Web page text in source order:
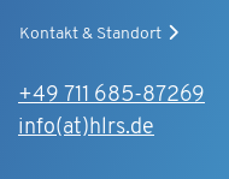
Kontakt & Standort
+49 711 685-87269
info(at)hlrs.de